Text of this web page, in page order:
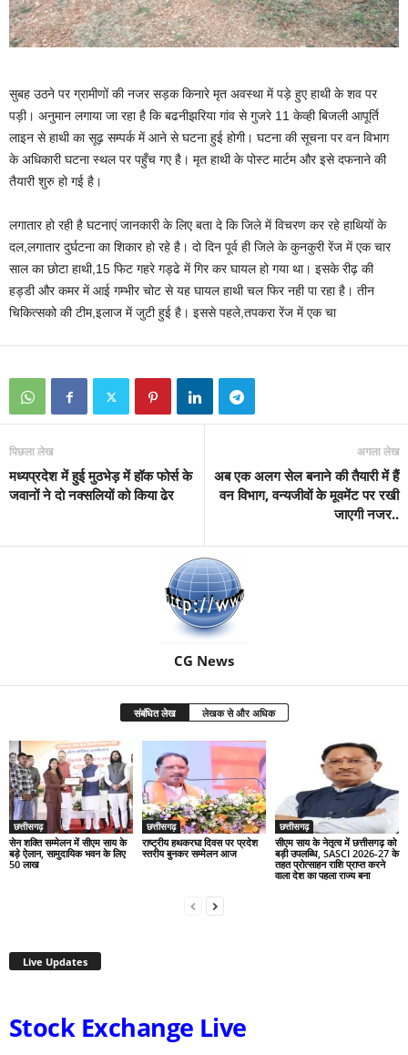
सुबह उठने पर ग्रामीणों की नजर सड़क किनारे मृत अवस्था में पड़े हुए हाथी के शव पर
पड़ी। अनुमान लगाया जा रहा है कि बढनीझरिया गांव से गुजरे 11 केव्ही बिजली आपूर्ति
लाइन से हाथी का सूढ़ सम्पर्क में आने से घटना हुई होगी। घटना की सूचना पर वन विभाग
के अधिकारी घटना स्थल पर पहुँच गए है। मृत हाथी के पोस्ट मार्टम और इसे दफनाने की
तैयारी शुरु हो गई है।
लगातार हो रही है घटनाएं जानकारी के लिए बता दे कि जिले में विचरण कर रहे हाथियों के
दल,लगातार दुर्घटना का शिकार हो रहे है। दो दिन पूर्व ही जिले के कुनकुरी रेंज में एक चार
साल का छोटा हाथी,15 फिट गहरे गड्ढे में गिर कर घायल हो गया था। इसके रीढ़ की
हड्डी और कमर में आई गम्भीर चोट से यह घायल हाथी चल फिर नही पा रहा है। तीन
चिकित्सको की टीम,इलाज में जुटी हुई है। इससे पहले,तपकरा रेंज में एक चा
पिछला लेख
मध्यप्रदेश में हुई मुठभेड़ में हॉक फोर्स के
जवानों ने दो नक्सलियों को किया ढेर
अगला लेख
अब एक अलग सेल बनाने की तैयारी में हैं
वन विभाग, वन्यजीवों के मूवमेंट पर रखी
जाएगी नजर..
CG News
संबंधित लेख लेखक से और अधिक
छत्तीसगढ़
सेन शक्ति सम्मेलन में सीएम साय के
बड़े ऐलान, सामुदायिक भवन के लिए
50 लाख
छत्तीसगढ़
राष्ट्रीय हथकरघा दिवस पर प्रदेश
स्तरीय बुनकर सम्मेलन आज
छत्तीसगढ़
सीएम साय के नेतृत्व में छत्तीसगढ़ को
बड़ी उपलब्धि, SASCI 2026-27 के
तहत प्रोत्साहन राशि प्राप्त करने
वाला देश का पहला राज्य बना
Live Updates
Stock Exchange Live